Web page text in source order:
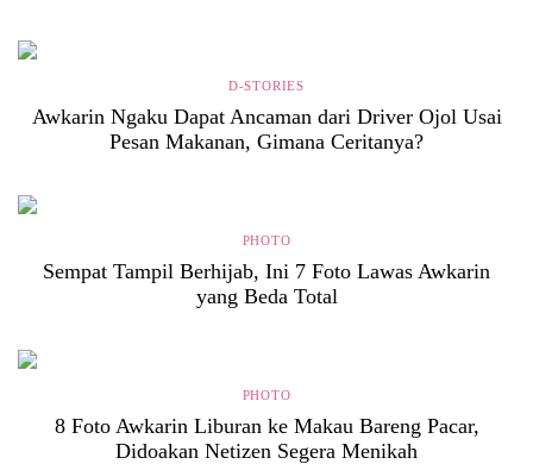
D-STORIES
Awkarin Ngaku Dapat Ancaman dari Driver Ojol Usai
Pesan Makanan, Gimana Ceritanya?
PHOTO
Sempat Tampil Berhijab, Ini 7 Foto Lawas Awkarin
yang Beda Total
PHOTO
8 Foto Awkarin Liburan ke Makau Bareng Pacar,
Didoakan Netizen Segera Menikah